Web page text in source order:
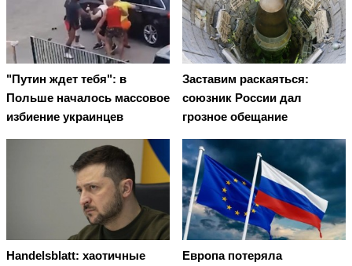
"Путин ждет тебя": в
Польше началось массовое
избиение украинцев
Заставим раскаяться:
союзник России дал
грозное обещание
Handelsblatt: хаотичные
Европа потеряла